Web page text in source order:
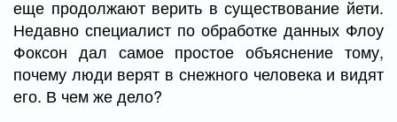
еще продолжают верить в существование йети.
Недавно специалист по обработке данных Флоу
Фоксон дал самое простое объяснение тому,
почему люди верят в снежного человека и видят
его. В чем же дело?